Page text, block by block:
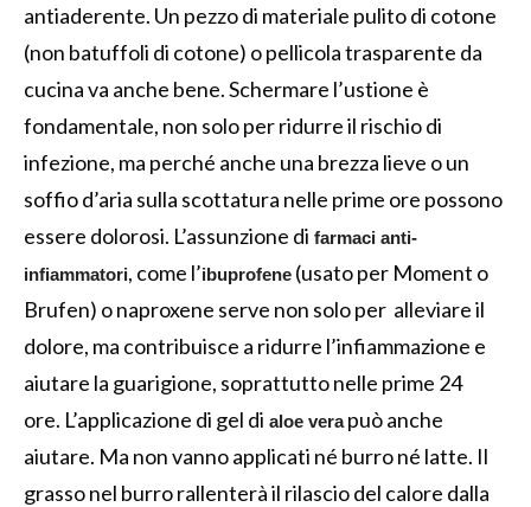
antiaderente. Un pezzo di materiale pulito di cotone
(non batuffoli di cotone) o pellicola trasparente da
cucina va anche bene. Schermare l’ustione è
fondamentale, non solo per ridurre il rischio di
infezione, ma perché anche una brezza lieve o un
soffio d’aria sulla scottatura nelle prime ore possono
essere dolorosi. L’assunzione di farmaci anti-
infiammatori, come l’ibuprofene (usato per Moment o
Brufen) o naproxene serve non solo per alleviare il
dolore, ma contribuisce a ridurre l’infiammazione e
aiutare la guarigione, soprattutto nelle prime 24
ore. L’applicazione di gel di aloe verapuò anche
aiutare. Ma non vanno applicati né burro né latte. Il
grasso nel burro rallenterà il rilascio del calore dalla